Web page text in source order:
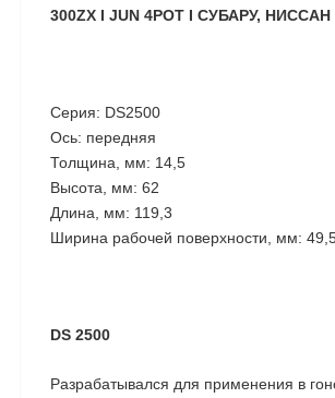
300ZX I JUN 4POT I СУБАРУ, НИССАН
Серия: DS2500
Ось: передняя
Толщина, мм: 14,5
Высота, мм: 62
Длина, мм: 119,3
Ширина рабочей поверхности, мм:
DS 2500
Разрабатывался для применения в